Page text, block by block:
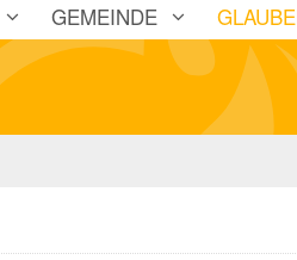
GEMEINDE